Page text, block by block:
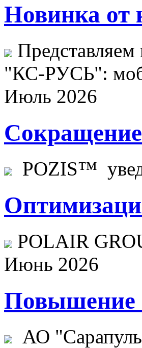
Новинка
"КС-РУСЬ":
Июль 2026
POZIS™
POLAIR
Июнь 2026
Повышение
АО